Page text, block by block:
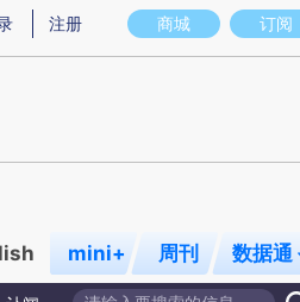
意图存在偏差。不代表财新观点和立场。
商城 订阅
注册
mini+ 周刊 数据通